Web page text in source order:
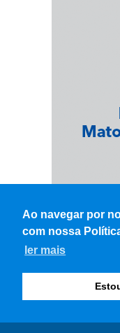
Ao navegar por
com nossa
ler mais
© Copyright